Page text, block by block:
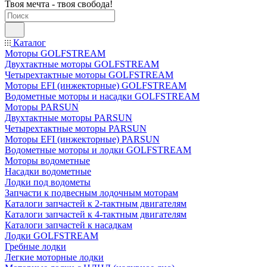
Твоя мечта - твоя свобода!
Каталог
Моторы GOLFSTREAM
Двухтактные моторы GOLFSTREAM
Четырехтактные моторы GOLFSTREAM
Моторы EFI (инжекторные) GOLFSTREAM
Водометные моторы и насадки GOLFSTREAM
Моторы PARSUN
Двухтактные моторы PARSUN
Четырехтактные моторы PARSUN
Моторы EFI (инжекторные) PARSUN
Водометные моторы и лодки GOLFSTREAM
Моторы водометные
Насадки водометные
Лодки под водометы
Запчасти к подвесным лодочным моторам
Каталоги запчастей к 2-тактным двигателям
Каталоги запчастей к 4-тактным двигателям
Каталоги запчастей к насадкам
Лодки GOLFSTREAM
Гребные лодки
Легкие моторные лодки